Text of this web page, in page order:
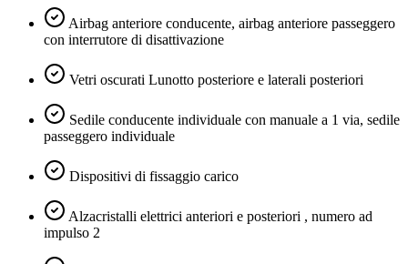
Airbag anteriore conducente, airbag anteriore passeggero
con interrutore di disattivazione
Vetri oscurati Lunotto posteriore e laterali posteriori
Sedile conducente individuale con manuale a 1 via, sedile
passeggero individuale
Dispositivi di fissaggio carico
Alzacristalli elettrici anteriori e posteriori , numero ad
impulso 2